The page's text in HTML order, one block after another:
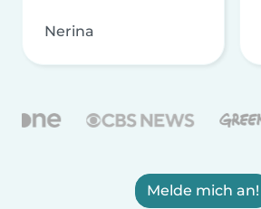
Nerina
Melde mich an!